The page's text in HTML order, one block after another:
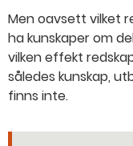
Men oavsett vilket
ha kunskaper om
vilken effekt
således kunskap,
finns inte.